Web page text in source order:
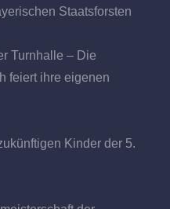
Staatsforsten
Turnhalle – Die
feiert ihre eigenen
Kinder der 5.